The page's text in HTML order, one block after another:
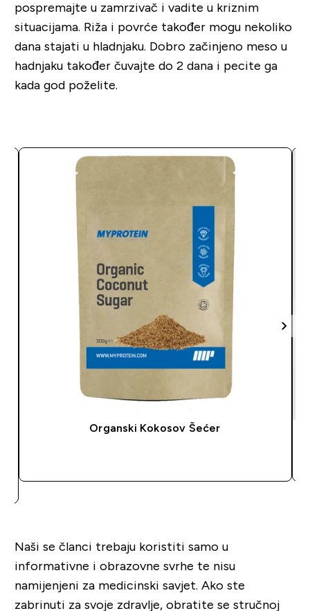
pospremajte u zamrzivač i vadite u kriznim
situacijama. Riža i povrće također mogu nekoliko
dana stajati u hladnjaku. Dobro začinjeno meso u
hadnjaku također čuvajte do 2 dana i pecite ga
kada god poželite.
Organski Kokosov Šećer
Naši se članci trebaju koristiti samo u
informativne i obrazovne svrhe te nisu
namijenjeni za medicinski savjet. Ako ste
zabrinuti za svoje zdravlje, obratite se stručnoj